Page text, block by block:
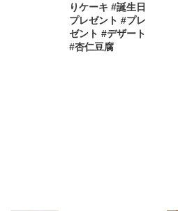
りケーキ #誕生日
プレゼント #プレ
ゼント #デザート
#杏仁豆腐